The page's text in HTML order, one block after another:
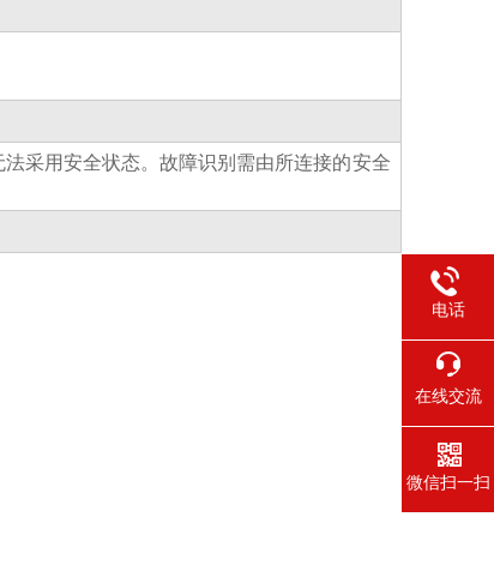
采用安全状态。故障识别需由所连接的安全
电话
在线交流
微信扫一扫